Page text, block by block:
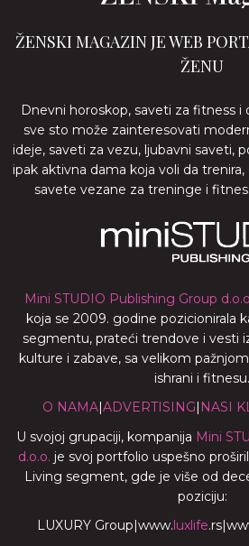
ŽENSKI MAGAZIN JE WEB
ŽENU
Dnevni horoskop, saveti za fitness i
sve sto može zainteresovati
ideje, saveti za vezu, ljubavni saveti,
ipak aktivna dama koja voli da
savete vezane za treninge i
Mini STUDIO Publishing Group
koja se 2009. godine pozicionirala
segmentu, prateći trendove i vesti
kulture i zabave, sa velikom
ishrani i fitnesu.
O NAMA|ADVERTISING| NASI
U svojoj grupaciji, kompanija Mini
d.o.o. je svoj portfolio uspešno
Living segment, gde je više od
poziciju:
LUXURY Group|www.luxlife.rs|